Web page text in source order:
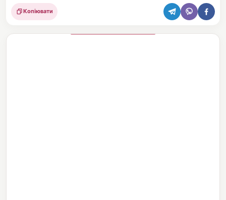
Поділитися
Копіювати